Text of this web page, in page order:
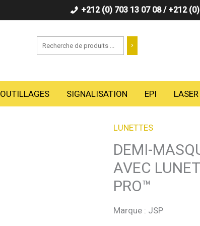
+212 (0) 703 13 07 08 / +212
OUTILLAGES SIGNALISATION EPI
LUNETTES
DEMI-
AVEC
PRO™
Marque : JSP